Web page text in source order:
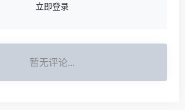
立即登录
暂无评论...